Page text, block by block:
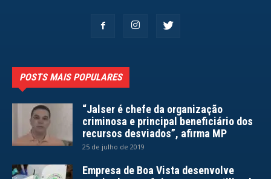
POSTS MAIS POPULARES
“Jalser é chefe da organização
criminosa e principal beneficiário dos
recursos desviados”, afirma MP
25 de julho de 2019
Empresa de Boa Vista desenvolve